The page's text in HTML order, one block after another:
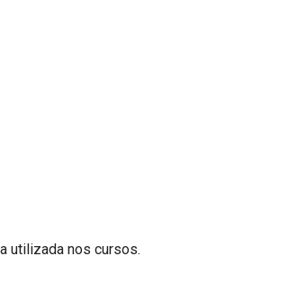
utilizada nos cursos.